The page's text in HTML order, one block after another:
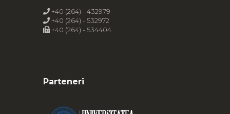
+40 (264) - 432979
+40 (264) - 532972
+40 (264) - 534404
Parteneri